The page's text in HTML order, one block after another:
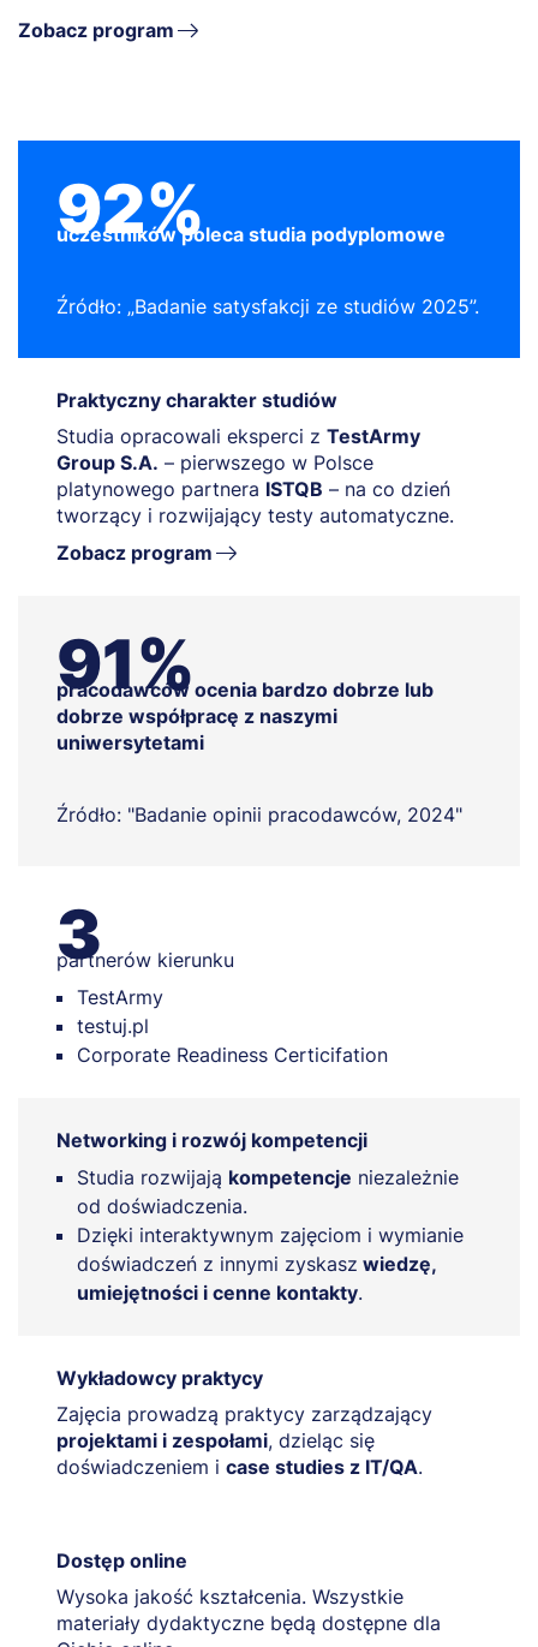
Zobacz program
92%
uczestników poleca studia podyplomowe
Źródło: „Badanie satysfakcji ze studiów 2025”.
Praktyczny charakter studiów
Studia opracowali eksperci z TestArmy
Group S.A. – pierwszego w Polsce
platynowego partnera ISTQB – na co dzień
tworzący i rozwijający testy automatyczne.
Zobacz program
91%
pracodawców ocenia bardzo dobrze lub
dobrze współpracę z naszymi
uniwersytetami
Źródło: "Badanie opinii pracodawców, 2024"
3
partnerów kierunku
TestArmy
testuj.pl
Corporate Readiness Certicifation
Networking i rozwój kompetencji
Studia rozwijają kompetencje niezależnie
od doświadczenia.
Dzięki interaktywnym zajęciom i wymianie
doświadczeń z innymi zyskasz wiedzę,
umiejętności i cenne kontakty.
Wykładowcy praktycy
Zajęcia prowadzą praktycy zarządzający
projektami i zespołami, dzieląc się
doświadczeniem i case studies z IT/QA.
Dostęp online
Wysoka jakość kształcenia. Wszystkie
materiały dydaktyczne będą dostępne dla